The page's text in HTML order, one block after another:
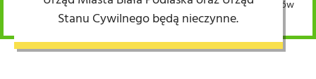
Stanu Cywilnego będą nieczynne.
wyrażenie zgody przez użytkownika na wykorzystywanie plików
cookie.